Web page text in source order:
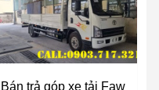
Bán trả góp xe tải Faw